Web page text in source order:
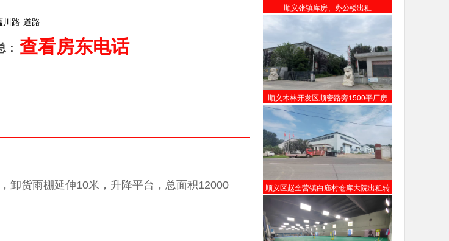
川路-道路
： 查看房东电话
卸货雨棚延伸10米，升降平台，总面积12000
顺义张镇库房、办公楼出租
顺义木林开发区顺密路旁1500平厂房
【出租】
顺义区赵全营镇白庙村仓库大院出租转